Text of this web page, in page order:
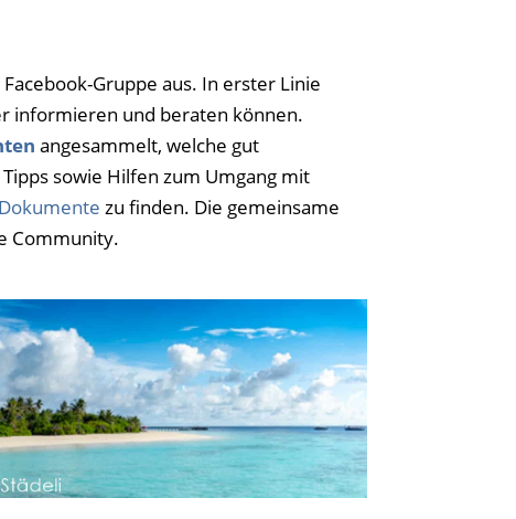
Gruppe aus. In erster Linie
informieren und beraten können.
angesammelt, welche gut
sowie Hilfen zum Umgang mit
zu finden. Die gemeinsame
Community.